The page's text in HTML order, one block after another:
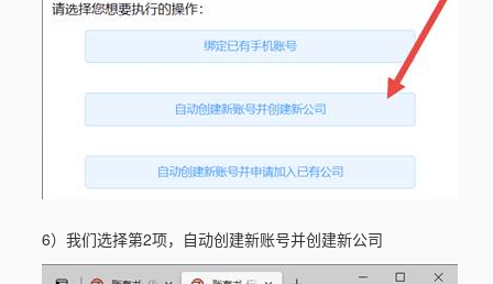
6）我们选择第2项，自动创建新账号并创建新公司